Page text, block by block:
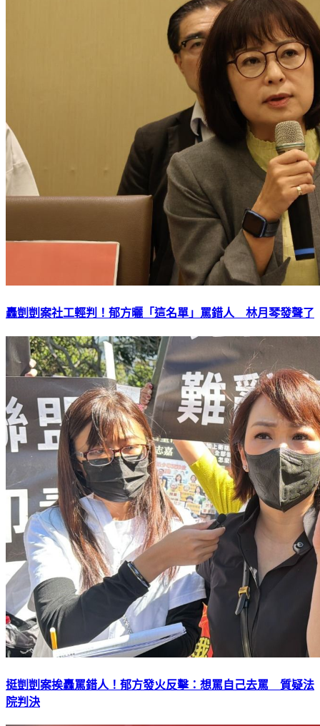
轟剴剴案社工輕判！郁方曬「這名單」罵錯人 林月琴發聲了
挺剴剴案挨轟罵錯人！郁方發火反擊：想罵自己去罵 質疑法
院判決